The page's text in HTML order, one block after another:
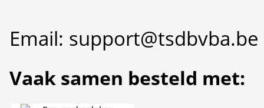
Email: support@tsdbvba.be
Vaak samen besteld met: